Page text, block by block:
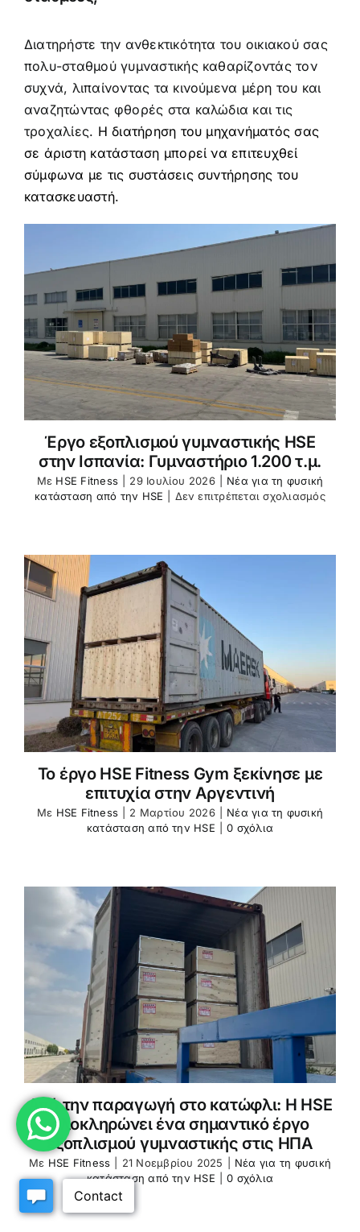
Διατηρήστε την ανθεκτικότητα του οικιακού σας
πολυ-σταθμού γυμναστικής καθαρίζοντάς τον
συχνά, λιπαίνοντας τα κινούμενα μέρη του και
αναζητώντας φθορές στα καλώδια και τις
τροχαλίες. Η διατήρηση του μηχανήματός σας
σε άριστη κατάσταση μπορεί να επιτευχθεί
σύμφωνα με τις συστάσεις συντήρησης του
κατασκευαστή.
Έργο εξοπλισμού γυμναστικής HSE
στην Ισπανία: Γυμναστήριο 1.200 τ.μ.
Με HSE Fitness 29 Ιουλίου 2026
Νέα για τη φυσική
κατάσταση από την HSE
Δεν επιτρέπεται σχολιασμόςστο
Project
Το έργο HSE Fitness Gym ξεκίνησε με
επιτυχία στην Αργεντινή
Με HSE Fitness 2 Μαρτίου 2026
Νέα για τη φυσική
κατάσταση από την HSE
0 σχόλια
Από την παραγωγή στο κατώφλι: Η HSE
ολοκληρώνει ένα σημαντικό έργο
εξοπλισμού γυμναστικής στις ΗΠΑ
Με HSE Fitness 21 Νοεμβρίου 2025
Νέα για τη φυσική
κατάσταση από την HSE
0 σχόλια